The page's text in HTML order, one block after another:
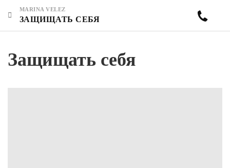
MARINA VELEZ
ЗАЩИЩАТЬ СЕБЯ
Защищать себя